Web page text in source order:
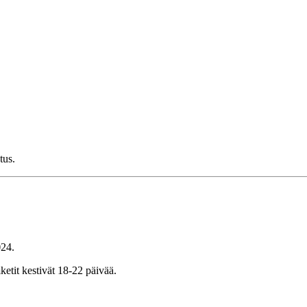
kestivät 18-22 päivää.